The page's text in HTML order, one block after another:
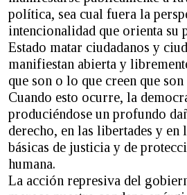
política, sea cual fuera la
intencionalidad que orienta su
Estado matar ciudadanos y
manifiestan abierta y
que son o lo que creen que son
Cuando esto ocurre, la
produciéndose un profundo
derecho, en las libertades y en
básicas de justicia y de
humana.
La acción represiva del